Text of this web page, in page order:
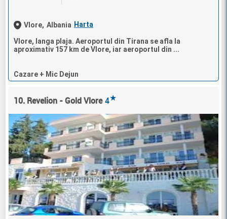
Vlore, Albania Harta
Vlore, langa plaja. Aeroportul din Tirana se afla la
aproximativ 157 km de Vlore, iar aeroportul din ...
Cazare + Mic Dejun
10. Revelion - Gold Vlore 4★